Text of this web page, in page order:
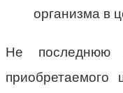
организма в
Не последнюю
приобретаемого